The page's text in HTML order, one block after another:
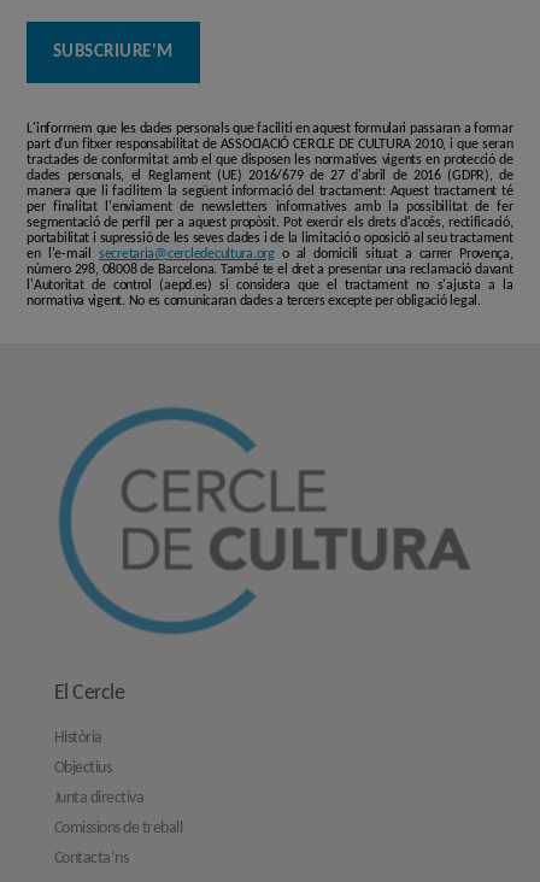
L'informem que les dades personals que faciliti en aquest formulari passaran a formar
part d'un fitxer responsabilitat de ASSOCIACIÓ CERCLE DE CULTURA 2010, i que seran
tractades de conformitat amb el que disposen les normatives vigents en protecció de
dades personals, el Reglament (UE) 2016/679 de 27 d'abril de 2016 (GDPR), de
manera que li facilitem la següent informació del tractament: Aquest tractament té
per finalitat l'enviament de newsletters informatives amb la possibilitat de fer
segmentació de perfil per a aquest propòsit. Pot exercir els drets d'accés, rectificació,
portabilitat i supressió de les seves dades i de la limitació o oposició al seu tractament
en l'e-mail secretaria@cercledecultura.orgo al domicili situat a carrer Provença,
número 298, 08008 de Barcelona. També te el dret a presentar una reclamació davant
l'Autoritat de control (aepd.es) si considera que el tractament no s'ajusta a la
normativa vigent. No es comunicaran dades a tercers excepte per obligació legal.
El Cercle
Història
Objectius
Junta directiva
Comissions de treball
Contacta’ns